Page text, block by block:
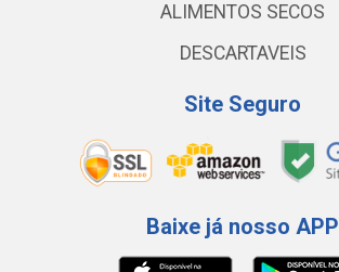
ALIMENTOS SECOS
DESCARTAVEIS
Site Seguro
Baixe já nosso APP